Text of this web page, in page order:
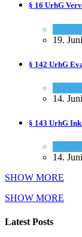
§ 16 UrhG
19.
§ 142 UrhG
14.
§ 143 UrhG
14.
SHOW MORE
SHOW MORE
Latest Posts